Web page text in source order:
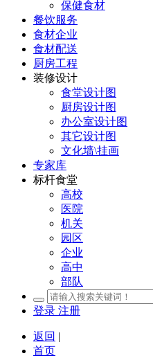
保健食材
餐饮服务
食材企业
食材配送
厨房工程
装修设计
食堂设计图
厨房设计图
办公室设计图
其它设计图
文化墙\挂画
专家库
标杆食堂
高校
医院
机关
园区
企业
高中
部队
登录 注册
返回 |
首页